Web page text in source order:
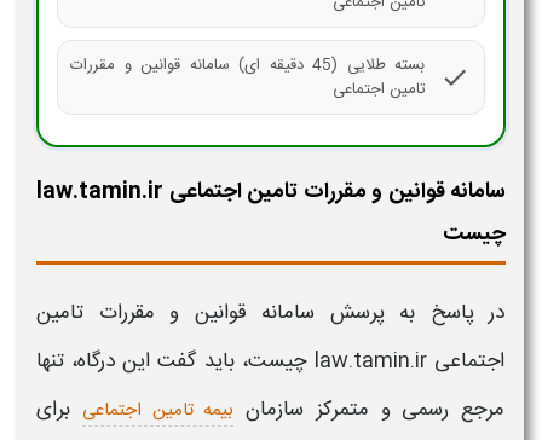
check
بسته طلایی (45 دقیقه ای) سامانه قوانین و مقررات
تامین اجتماعی
سامانه قوانین و مقررات تامین اجتماعی law.tamin.ir
چیست
در پاسخ به پرسش سامانه قوانین و مقررات تامین
اجتماعی law.tamin.ir
چیست، باید گفت این درگاه، تنها
مرجع رسمی و متمرکز سازمان بیمه تامین اجتماعی برای